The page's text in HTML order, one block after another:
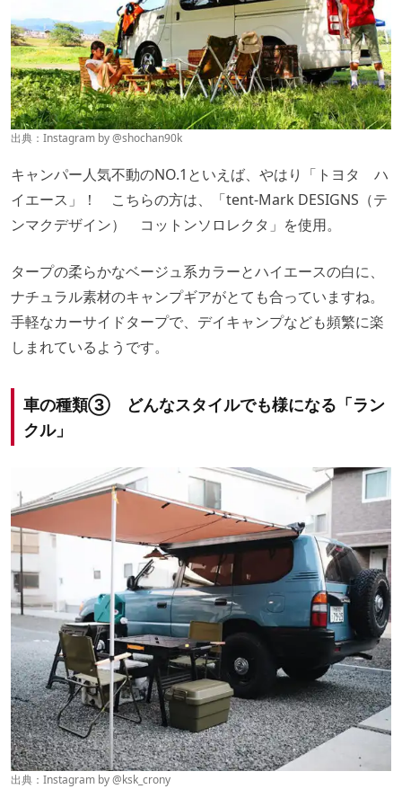
出典：Instagram by @shochan90k
キャンパー人気不動のNO.1といえば、やはり「トヨタ ハ
イエース」！ こちらの方は、「tent-Mark DESIGNS（テ
ンマクデザイン） コットンソロレクタ」を使用。
タープの柔らかなベージュ系カラーとハイエースの白に、
ナチュラル素材のキャンプギアがとても合っていますね。
手軽なカーサイドタープで、デイキャンプなども頻繁に楽
しまれているようです。
車の種類③ どんなスタイルでも様になる「ラン
クル」
出典：Instagram by @ksk_crony